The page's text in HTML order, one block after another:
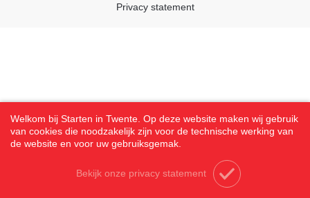
Privacy statement
Welkom bij Starten in Twente. Op deze website maken wij gebruik
van cookies die noodzakelijk zijn voor de technische werking van
de website en voor uw gebruiksgemak.
Bekijk onze privacy statement